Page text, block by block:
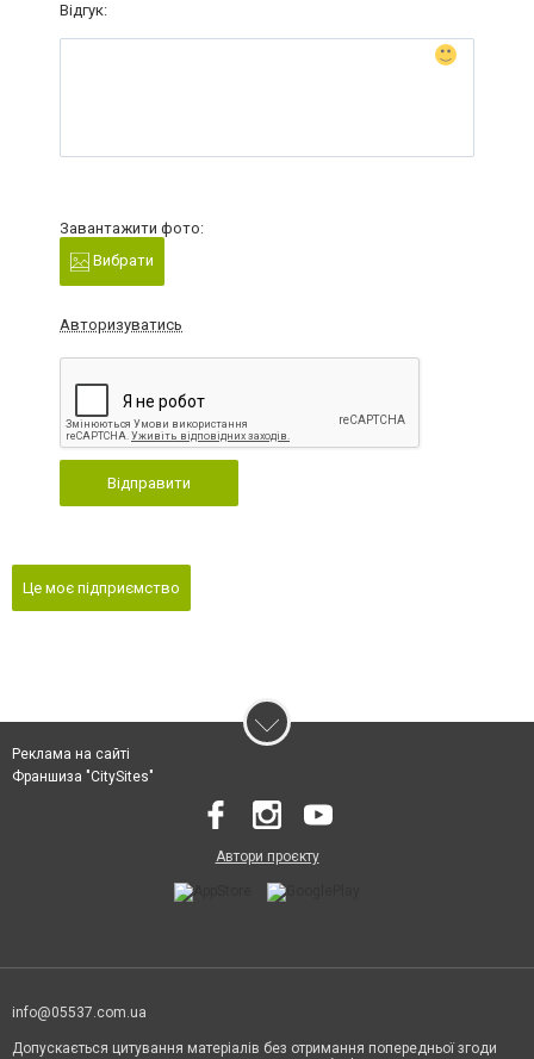
Відгук:
Завантажити фото:
Вибрати
Авторизуватись
Відправити
Це моє підприємство
Реклама на сайті
Франшиза "CitySites"
Автори проєкту
info@05537.com.ua
Допускається цитування матеріалів без отримання попередньої згоди